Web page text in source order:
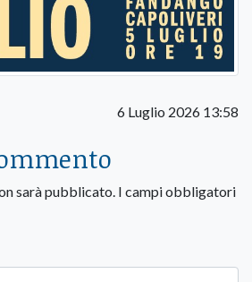
6 Luglio 2026 13:58
sarà pubblicato. I campi obbligatori